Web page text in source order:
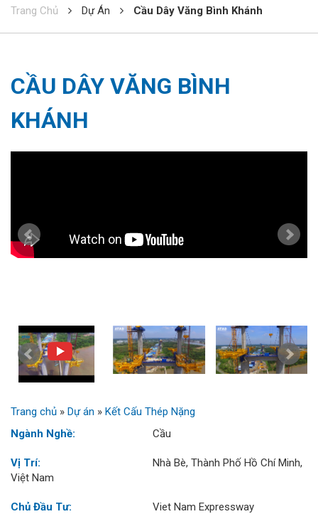
Trang Chủ Dự Án Cầu Dây Văng Bình Khánh
CẦU DÂY VĂNG BÌNH
KHÁNH
Trang chủ » Dự án » Kết Cấu Thép Nặng
Ngành Nghề:
Cầu
Vị Trí:
Nhà Bè, Thành Phố Hồ Chí Minh,
Việt Nam
Chủ Đầu Tư:
Viet Nam Expressway